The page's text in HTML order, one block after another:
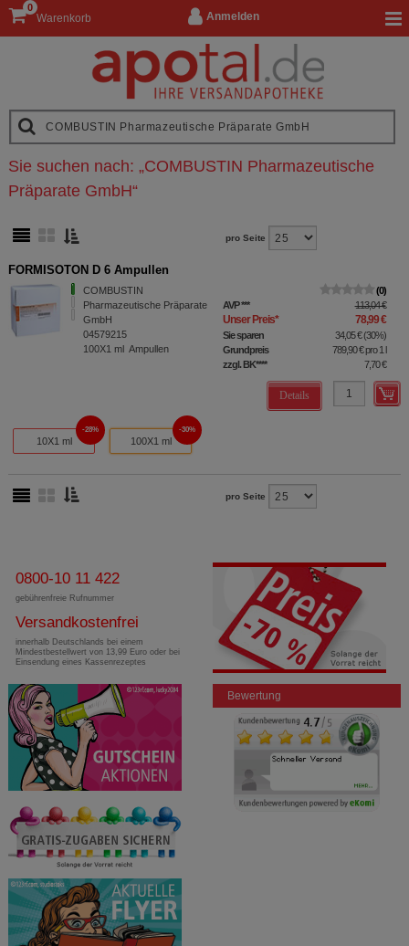
Anmelden
Warenkorb
0
Sie suchen nach: „COMBUSTIN Pharmazeutische
Präparate GmbH“
pro Seite
FORMISOTON D 6 Ampullen
COMBUSTIN
Pharmazeutische Präparate
GmbH
04579215
100X1 ml Ampullen
0
AVP*** 113,04 €
Unser Preis* 78,99 €
Sie sparen 34,05 €(30%)
Grundpreis
789,90 €pro 1 l
zzgl. BK**** 7,70 €
Details
10X1 ml
28%
100X1 ml
30%
pro Seite
0800-10 11 422
gebührenfreie Rufnummer
Versandkostenfrei
innerhalb Deutschlands bei einem
Mindestbestellwert von 13,99 Euro oder bei
Einsendung eines Kassenrezeptes
Bewertung